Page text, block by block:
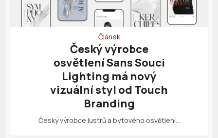
Článek
Český výrobce
osvětlení Sans Souci
Lighting má nový
vizuální styl od Touch
Branding
Český výrobce lustrů a bytového osvětlení…